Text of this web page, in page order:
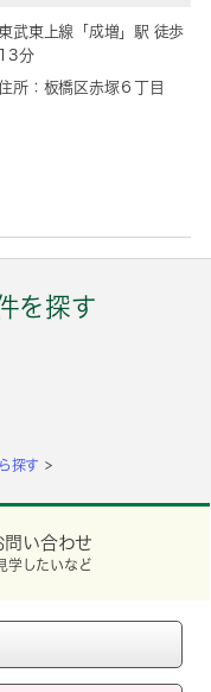
武東上線「 成増 」駅 徒歩
13分
所：板橋区赤塚６丁目
を探す
探す
問い合わせ
学したいなど